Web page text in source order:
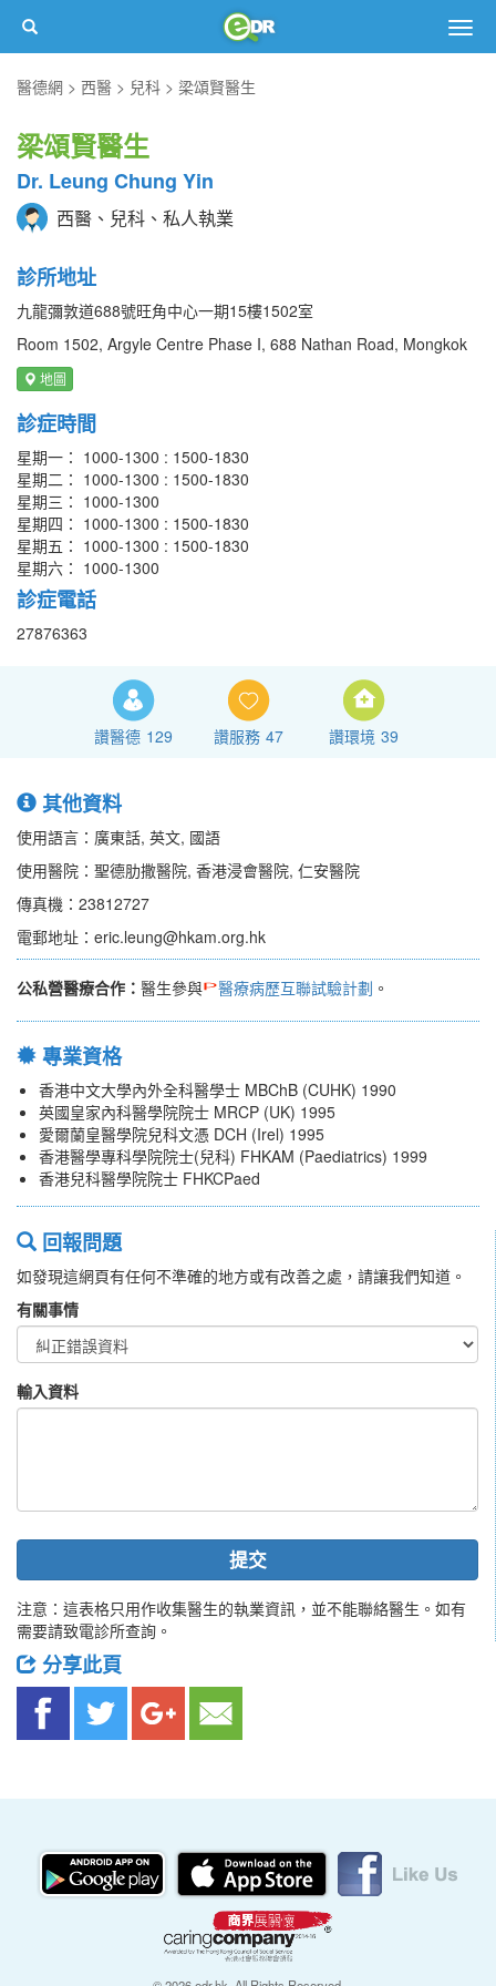
醫德網
西醫 兒科 梁頌賢醫生
梁頌賢醫生
Dr. Leung Chung Yin
西醫、兒科、私人執業
診所地址
九龍彌敦道688號旺角中心一期15樓1502室
Room 1502, Argyle Centre Phase I, 688 Nathan Road, Mongkok
地圖
診症時間
星期一： 1000-1300 : 1500-1830
星期二： 1000-1300 : 1500-1830
星期三： 1000-1300
星期四： 1000-1300 : 1500-1830
星期五： 1000-1300 : 1500-1830
星期六： 1000-1300
診症電話
27876363
讚醫德 129 讚服務 47 讚環境 39
其他資料
使用語言：廣東話, 英文, 國語
使用醫院：聖德肋撒醫院, 香港浸會醫院, 仁安醫院
傳真機：23812727
電郵地址：eric.leung@hkam.org.hk
公私營醫療合作： 醫生參與 醫療病歷互聯試驗計劃 。
專業資格
香港中文大學內外全科醫學士 MBChB (CUHK) 1990
英國皇家內科醫學院院士 MRCP (UK) 1995
愛爾蘭皇醫學院兒科文憑 DCH (Irel) 1995
香港醫學專科學院院士(兒科) FHKAM (Paediatrics) 1999
香港兒科醫學院院士 FHKCPaed
回報問題
如發現這網頁有任何不準確的地方或有改善之處，請讓我們知道。
有關事情
輸入資料
提交
注意：這表格只用作收集醫生的執業資訊，並不能聯絡醫生。如有
需要請致電診所查詢。
分享此頁